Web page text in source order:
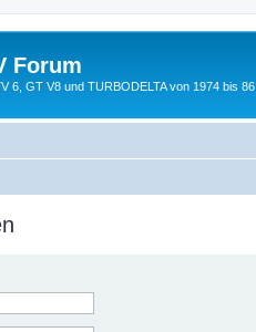
Forum
6, GT V8 und TURBODELTA von 1974 bis 86